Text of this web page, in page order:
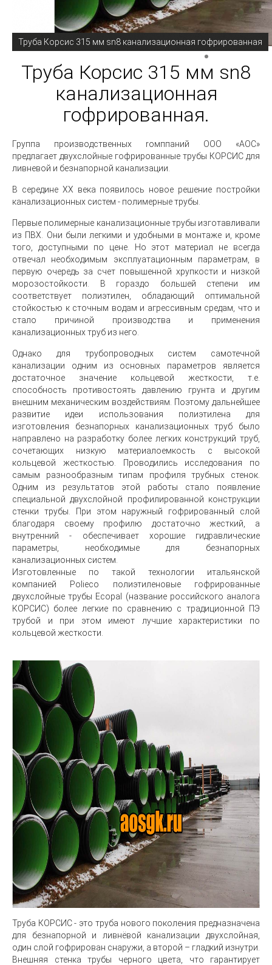
Труба Корсис 315 мм sn8 канализационная гофрированная
Труба Корсис 315 мм sn8
канализационная
гофрированная.
Группа производственных rомппаний ООО «АОС»
предлагает двухслойные гофрированные трубы КОРСИС для
ливневой и безнапорной канализации.
В середине ХХ века появилось новое решение постройки
канализационных систем - полимерные трубы.
Первые полимерные канализационные трубы изготавливали
из ПВХ. Они были легкими и удобными в монтаже и, кроме
того, доступными по цене. Но этот материал не всегда
отвечал необходимым эксплуатационным параметрам, в
первую очередь за счет повышенной хрупкости и низкой
морозостойкости. В гораздо большей степени им
соответствует полиэтилен, обладающий оптимальной
стойкостью к сточным водам и агрессивным средам, что и
стало причиной производства и применения
канализационных труб из него.
Однако для трубопроводных систем самотечной
канализации одним из основных параметров является
достаточное значение кольцевой жесткости, т.е.
способность противостоять давлению грунта и другим
внешним механическим воздействиям. Поэтому дальнейшее
развитие идеи использования полиэтилена для
изготовления безнапорных канализационных труб было
направлено на разработку более легких конструкций труб,
сочетающих низкую материалоемкость с высокой
кольцевой жесткостью. Проводились исследования по
самым разнообразным типам профиля трубных стенок.
Одним из результатов этой работы стало появление
специальной двухслойной профилированной конструкции
стенки трубы. При этом наружный гофрированный слой
благодаря своему профилю достаточно жесткий, а
внутренний - обеспечивает хорошие гидравлические
параметры, необходимые для безнапорных
канализационных систем.
Изготовленные по такой технологии итальянской
компанией Polieco полиэтиленовые гофрированные
двухслойные трубы Ecopal (название российского аналога
КОРСИС) более легкие по сравнению с традиционной ПЭ
трубой и при этом имеют лучшие характеристики по
кольцевой жесткости.
Труба КОРСИС- это труба нового поколения предназначена
для безнапорной и ливнёвой канализации двухслойная,
один слой гофрирован снаружи, а второй – гладкий изнутри.
Внешняя стенка трубы черного цвета, что гарантирует